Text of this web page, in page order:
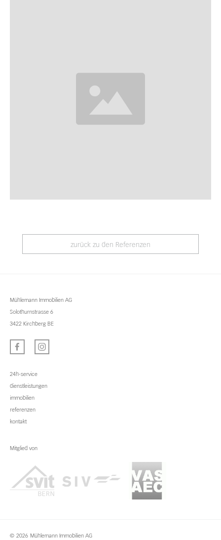
zurück zu den Referenzen
Mühlemann Immobilien AG
Solothurnstrasse 6
3422 Kirchberg BE
24h-service
dienstleistungen
immobilien
referenzen
kontakt
Mitglied von
© 2026 Mühlemann Immobilien AG